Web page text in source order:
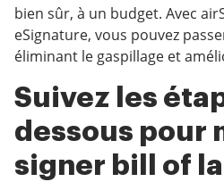
bien sûr, à un budget. Avec
eSignature, vous pouvez
éliminant le gaspillage et
Suivez les
dessous pour
signer bill of